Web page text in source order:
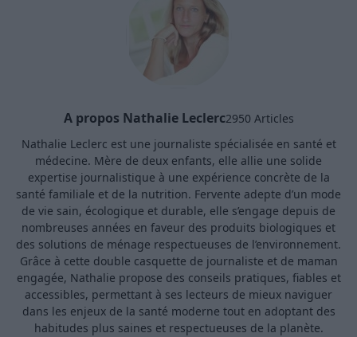
A propos Nathalie Leclerc2950 Articles
Nathalie Leclerc est une journaliste spécialisée en santé et
médecine. Mère de deux enfants, elle allie une solide
expertise journalistique à une expérience concrète de la
santé familiale et de la nutrition. Fervente adepte d’un mode
de vie sain, écologique et durable, elle s’engage depuis de
nombreuses années en faveur des produits biologiques et
des solutions de ménage respectueuses de l’environnement.
Grâce à cette double casquette de journaliste et de maman
engagée, Nathalie propose des conseils pratiques, fiables et
accessibles, permettant à ses lecteurs de mieux naviguer
dans les enjeux de la santé moderne tout en adoptant des
habitudes plus saines et respectueuses de la planète.